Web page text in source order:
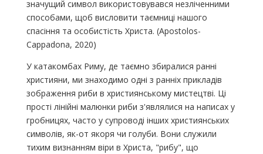
значущий символ використовувався незліченними
способами, щоб висловити таємниці нашого
спасіння та особистість Христа. (Apostolos-
Cappadona, 2020)
У катакомбах Риму, де таємно збиралися ранні
християни, ми знаходимо одні з ранніх прикладів
зображення риби в християнському мистецтві. Ці
прості лінійні малюнки риби з'являлися на написах у
гробницях, часто у супроводі інших християнських
символів, як-от якоря чи голуби. Вони служили
тихим визнанням віри в Христа, "рибу", що